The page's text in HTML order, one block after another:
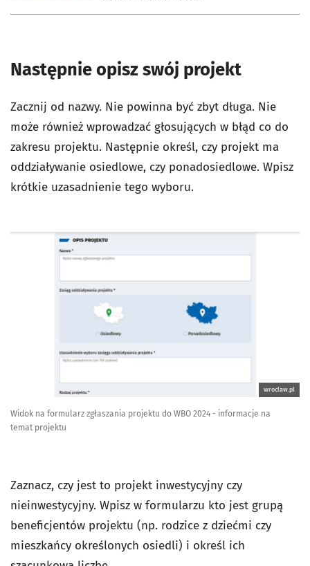
Następnie opisz swój projekt
Zacznij od nazwy. Nie powinna być zbyt długa. Nie
może również wprowadzać głosujących w błąd co do
zakresu projektu. Następnie określ, czy projekt ma
oddziaływanie osiedlowe, czy ponadosiedlowe. Wpisz
krótkie uzasadnienie tego wyboru.
wroclaw.pl
Widok na formularz zgłaszania projektu do WBO 2024 - informacje na
temat projektu
Zaznacz, czy jest to projekt inwestycyjny czy
nieinwestycyjny. Wpisz w formularzu kto jest grupą
beneficjentów projektu (np. rodzice z dziećmi czy
mieszkańcy określonych osiedli) i określ ich